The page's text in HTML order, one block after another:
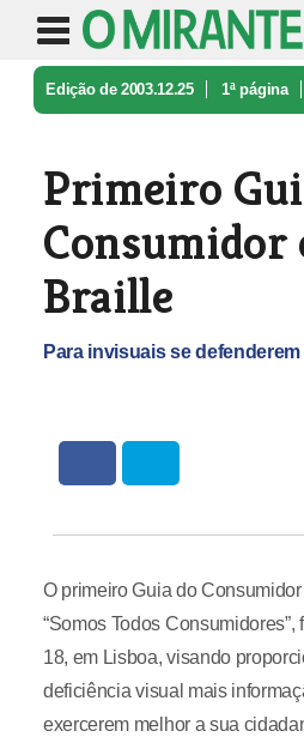
Edição de 2003.12.25 1ª página
Primeiro
Consumidor
Braille
Para invisuais se
O primeiro Guia do
“Somos Todos
18, em Lisboa, visando
deficiência visual mais
exercerem melhor a sua